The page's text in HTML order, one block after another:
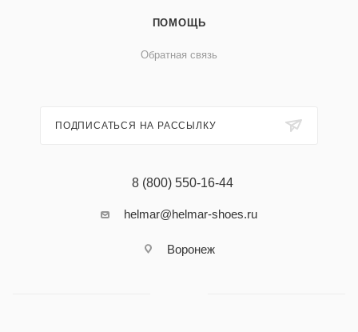
ПОМОЩЬ
Обратная связь
ПОДПИСАТЬСЯ НА РАССЫЛКУ
8 (800) 550-16-44
helmar@helmar-shoes.ru
Воронеж